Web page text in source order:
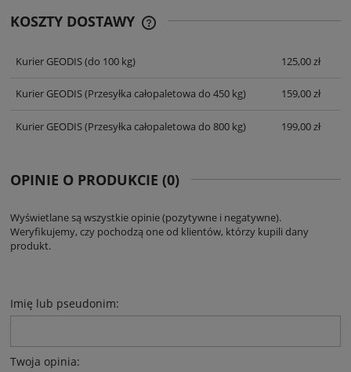
KOSZTY DOSTAWY
Kurier GEODIS(do 100 kg) 125,00 zł
Kurier GEODIS(Przesyłka całopaletowa do 450 kg) 159,00 zł
Kurier GEODIS(Przesyłka całopaletowa do 800 kg) 199,00 zł
OPINIE O PRODUKCIE (0)
Wyświetlane są wszystkie opinie (pozytywne i negatywne).
Weryfikujemy, czy pochodzą one od klientów, którzy kupili dany
produkt.
Imię lub pseudonim:
Twoja opinia: